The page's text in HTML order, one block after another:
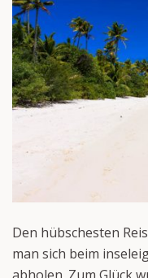
Den hübschesten
man sich beim